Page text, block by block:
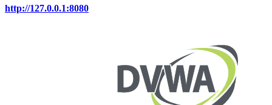
http://127.0.0.1:8080